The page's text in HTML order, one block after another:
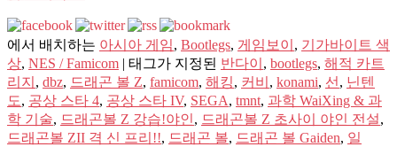
에서 배치하는 아시아 게임, Bootlegs, 게임보이 , 기가바이트 색
상, NES / Famicom | 태그가 지정된 반다이 , bootlegs, 해적 카트
리지 , dbz, 드래곤 볼 Z, famicom, 해킹, 커비 , konami, 선 , 닌텐
도, 공상 스타 4, 공상 스타 IV, SEGA, tmnt, 과학 WaiXing & 과
학 기술, 드래곤볼 Z 강습!야인 , 드래곤볼 Z 초사이 야인 전설,
드래곤볼 ZII 격 신 프리!!, 드래곤 볼, 드래곤 볼 Gaiden, 일